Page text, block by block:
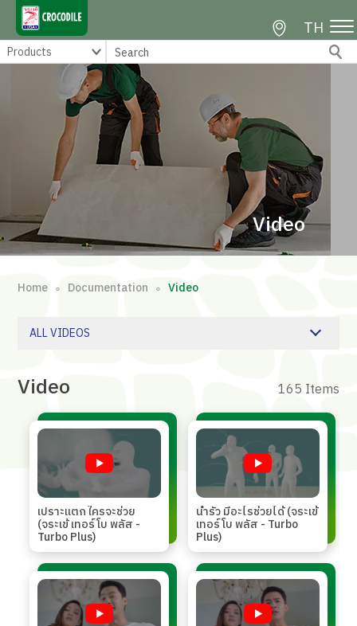
TH
Video
Home ∘ Documentation ∘ Video
ALL VIDEOS
Video 165 Items
เปราะแตก ใครจะช่วย
(จระเข้ เทอร์โบ พลัส -
Turbo Plus)
น้ำรั่ว มีอะไรช่วยได้ (จระเข้
เทอร์โบ พลัส - Turbo
Plus)